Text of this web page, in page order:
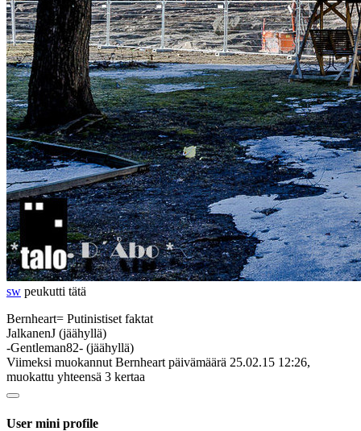
sw peukutti tätä
Bernheart= Putinistiset faktat
JalkanenJ (jäähyllä)
-Gentleman82- (jäähyllä)
Viimeksi muokannut Bernheart päivämäärä 25.02.15 12:26,
muokattu yhteensä 3 kertaa
User mini profile